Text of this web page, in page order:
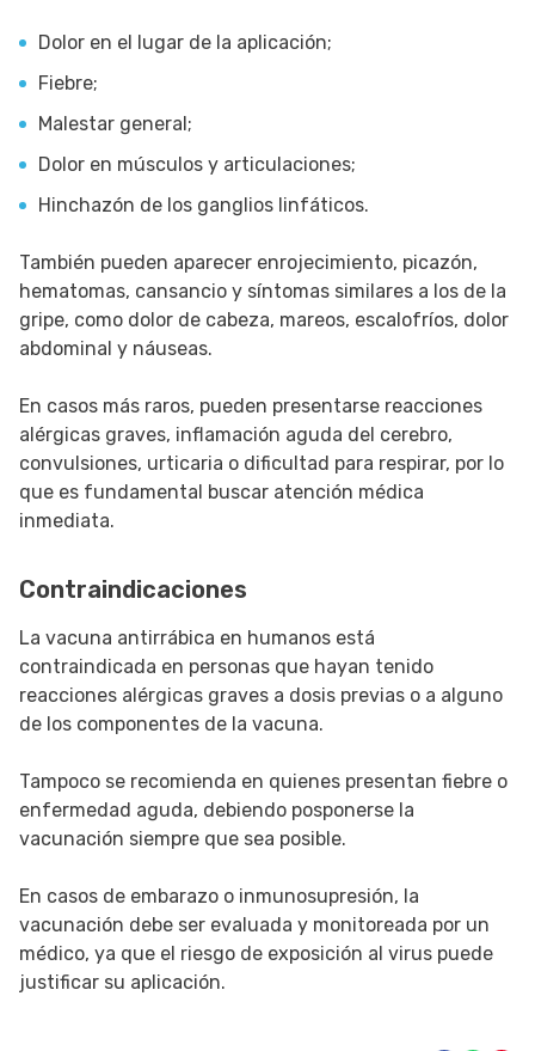
Dolor en el lugar de la aplicación;
Fiebre;
Malestar general;
Dolor en músculos y articulaciones;
Hinchazón de los ganglios linfáticos.
También pueden aparecer enrojecimiento, picazón,
hematomas, cansancio y síntomas similares a los de la
gripe, como dolor de cabeza, mareos, escalofríos, dolor
abdominal y náuseas.
En casos más raros, pueden presentarse reacciones
alérgicas graves, inflamación aguda del cerebro,
convulsiones, urticaria o dificultad para respirar, por lo
que es fundamental buscar atención médica
inmediata.
Contraindicaciones
La vacuna antirrábica en humanos está
contraindicada en personas que hayan tenido
reacciones alérgicas graves a dosis previas o a alguno
de los componentes de la vacuna.
Tampoco se recomienda en quienes presentan fiebre o
enfermedad aguda, debiendo posponerse la
vacunación siempre que sea posible.
En casos de embarazo o inmunosupresión, la
vacunación debe ser evaluada y monitoreada por un
médico, ya que el riesgo de exposición al virus puede
justificar su aplicación.